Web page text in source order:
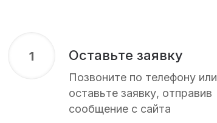
1 Оставьте заявку
Позвоните по телефону или
оставьте заявку, отправив
сообщение с сайта